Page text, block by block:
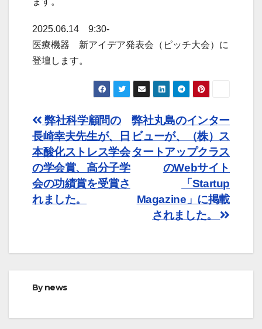
2025.06.14 9:30-
医療機器 新アイデア発表会（ピッチ大会）に
登壇します。
投
稿
ナ
ビ
ョ
ン
弊社丸島のインター
ビューが、（株）ス
タートアップクラス
のWebサイト
「Startup
Magazine」に掲載
されました。
弊社科学顧問の
長崎幸夫先生が、日
本酸化ストレス学会
の学会賞、高分子学
会の功績賞を受賞さ
れました。
Bynews